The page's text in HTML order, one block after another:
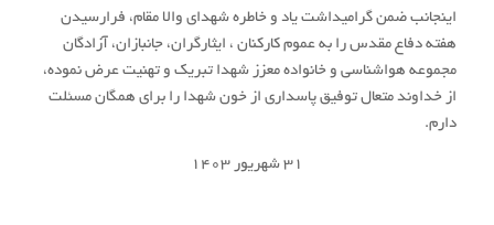
اینجانب ضمن گرامیداشت یاد و خاطره شهدای والا مقام، فرارسیدن
هفته دفاع مقدس را به عموم کارکنان ، ایثارگران، جانبازان، آزادگان
مجموعه هواشناسی و خانواده معزز شهدا تبریک و تهنیت عرض نموده،
از خداوند متعال توفیق پاسداری از خون شهدا را برای همگان مسئلت
دارم.
۳۱ شهریور ۱۴۰۳